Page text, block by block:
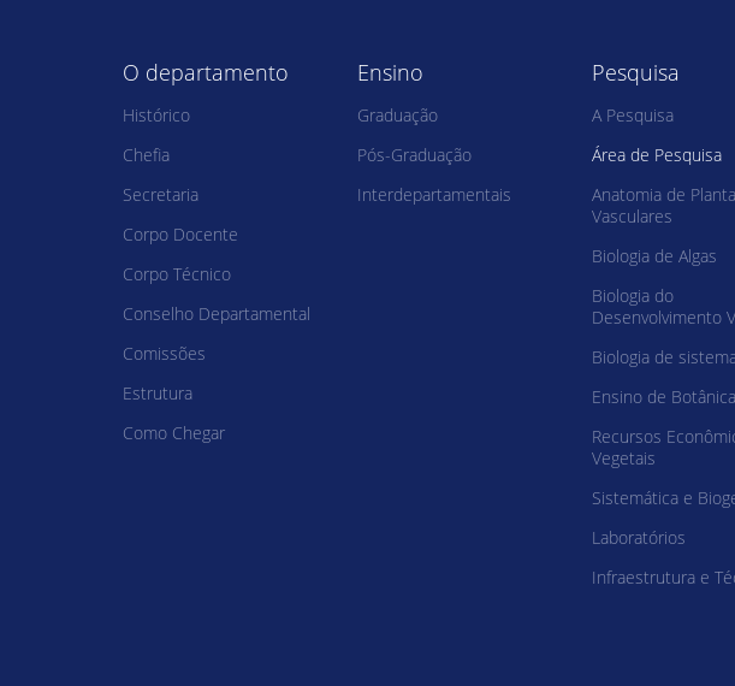
O departamento
Histórico
Chefia
Secretaria
Corpo Docente
Corpo Técnico
Conselho Departamental
Comissões
Estrutura
Como Chegar
Ensino
Graduação
Pós-Graduação
Interdepartamentais
Pesquisa
A Pesquisa
Área de Pesquisa
Anatomia de
Vasculares
Biologia de Algas
Biologia do
Desenvolvimento
Biologia de
Ensino de Botânica
Recursos
Vegetais
Sistemática e
Laboratórios
Infraestrutura e